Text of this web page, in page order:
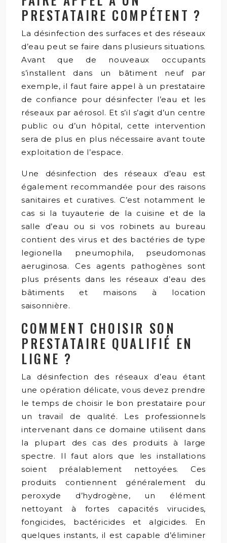
PRESTATAIRE COMPÉTENT ?
La désinfection des surfaces et des réseaux
d’eau peut se faire dans plusieurs situations.
Avant que de nouveaux occupants
s’installent dans un bâtiment neuf par
exemple, il faut faire appel à un prestataire
de confiance pour désinfecter l’eau et les
réseaux par aérosol. Et s’il s’agit d’un centre
public ou d’un hôpital, cette intervention
sera de plus en plus nécessaire avant toute
exploitation de l’espace.
Une désinfection des réseaux d’eau est
également recommandée pour des raisons
sanitaires et curatives. C’est notamment le
cas si la tuyauterie de la cuisine et de la
salle d’eau ou si vos robinets au bureau
contient des virus et des bactéries de type
legionella pneumophila, pseudomonas
aeruginosa. Ces agents pathogènes sont
plus présents dans les réseaux d’eau des
bâtiments et maisons à location
saisonnière.
COMMENT CHOISIR SON
PRESTATAIRE QUALIFIÉ EN
LIGNE ?
La désinfection des réseaux d’eau étant
une opération délicate, vous devez prendre
le temps de choisir le bon prestataire pour
un travail de qualité. Les professionnels
intervenant dans ce domaine utilisent dans
la plupart des cas des produits à large
spectre. Il faut alors que les installations
soient préalablement nettoyées. Ces
produits contiennent généralement du
peroxyde d’hydrogène, un élément
nettoyant à fortes capacités virucides,
fongicides, bactéricides et algicides. En
quelques instants, il est capable d’éliminer